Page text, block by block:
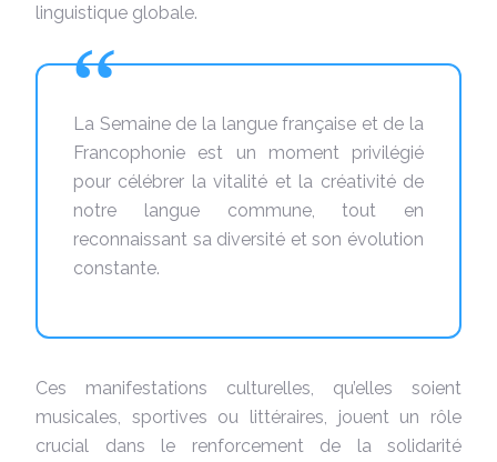
linguistique globale.
La Semaine de la langue française et de la
Francophonie est un moment privilégié
pour célébrer la vitalité et la créativité de
notre langue commune, tout en
reconnaissant sa diversité et son évolution
constante.
Ces manifestations culturelles, qu’elles soient
musicales, sportives ou littéraires, jouent un rôle
crucial dans le renforcement de la solidarité